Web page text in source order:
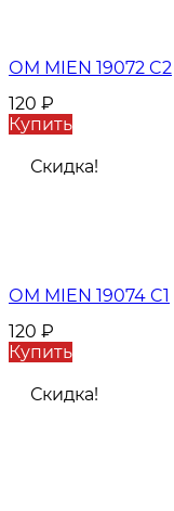
ОМ MIEN 19072 C2
120 ₽
Купить
Скидка!
ОМ MIEN 19074 C1
120 ₽
Купить
Скидка!